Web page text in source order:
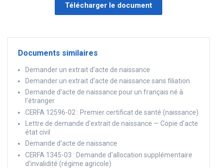
Télécharger le document
Documents similaires
Demander un extrait d'acte de naissance
Demander un extrait d'acte de naissance sans filiation
Demande d'acte de naissance pour un français né à
l'étranger
CERFA 12596-02 : Premier certificat de santé (naissance)
Lettre de demande d'extrait de naissance — Copie d'acte
état civil
Demande d'acte de naissance
CERFA 1345-03 : Demande d'allocation supplémentaire
d'invalidité (régime agricole)